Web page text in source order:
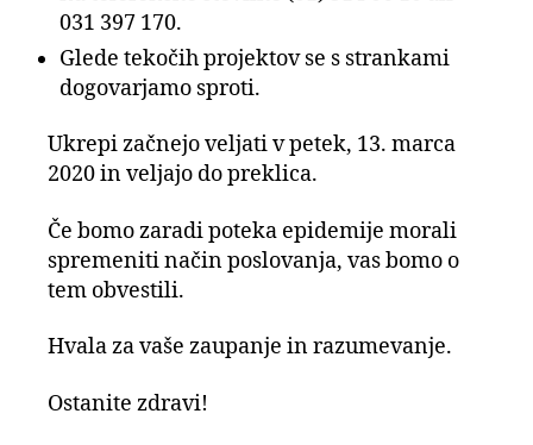
031 397 170.
Glede tekočih projektov se s strankami
dogovarjamo sproti.
Ukrepi začnejo veljati v petek, 13. marca
2020 in veljajo do preklica.
Če bomo zaradi poteka epidemije morali
spremeniti način poslovanja, vas bomo o
tem obvestili.
Hvala za vaše zaupanje in razumevanje.
Ostanite zdravi!